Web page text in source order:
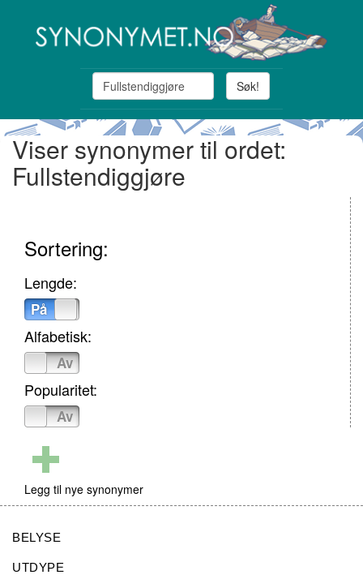
Søk!
Viser synonymer til ordet:
Fullstendiggjøre
Sortering:
Lengde:
På
Alfabetisk:
Av
Popularitet:
Av
Legg til nye synonymer
BELYSE
UTDYPE